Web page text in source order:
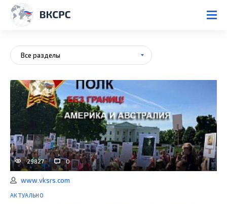
Все разделы
29827 0
www.vksrs.com
АКТУАЛЬНО